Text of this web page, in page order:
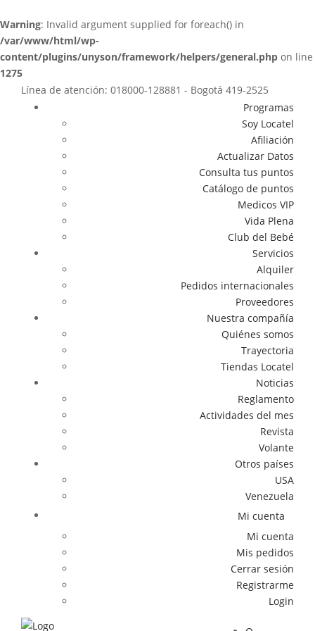
Warning: Invalid argument supplied for foreach() in
/var/www/html/wp-
content/plugins/unyson/framework/helpers/general.php on line
1275
Línea de atención: 018000-128881 - Bogotá 419-2525
Programas
Soy Locatel
Afiliación
Actualizar Datos
Consulta tus puntos
Catálogo de puntos
Medicos VIP
Vida Plena
Club del Bebé
Servicios
Alquiler
Pedidos internacionales
Proveedores
Nuestra compañía
Quiénes somos
Trayectoria
Tiendas Locatel
Noticias
Reglamento
Actividades del mes
Revista
Volante
Otros países
USA
Venezuela
Mi cuenta
Mi cuenta
Mis pedidos
Cerrar sesión
Registrarme
Login